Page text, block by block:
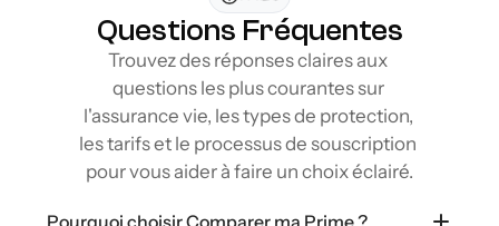
Questions Fréquentes
Trouvez des réponses claires aux
questions les plus courantes sur
l'assurance vie, les types de protection,
les tarifs et le processus de souscription
pour vous aider à faire un choix éclairé.
Pourquoi choisir Comparer ma Prime ?